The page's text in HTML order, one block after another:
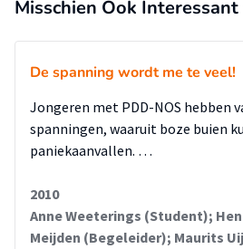
Misschien Ook Interessant
De spanning wordt me te veel!
Jongeren met PDD-NOS hebben
spanningen, waaruit boze buien
paniekaanvallen. …
2010
Anne Weeterings (Student);
Meijden (Begeleider); Maurits